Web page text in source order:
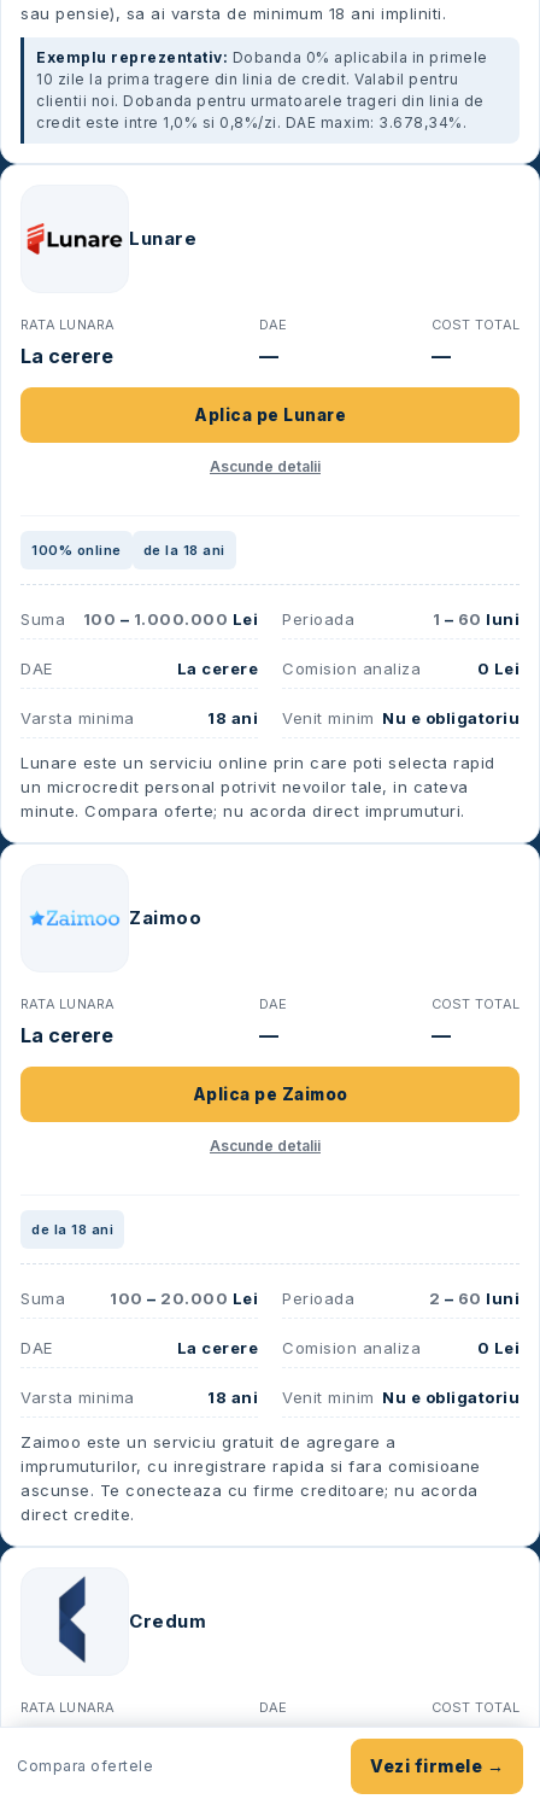
sau pensie), sa ai varsta de minimum 18 ani impliniti.
Exemplu reprezentativ: Dobanda 0% aplicabila in primele
10 zile la prima tragere din linia de credit. Valabil pentru
clientii noi. Dobanda pentru urmatoarele trageri din linia de
credit este intre 1,0% si 0,8%/zi. DAE maxim: 3.678,34%.
Lunare
RATA LUNARA
La cerere
DAE
—
COST TOTAL
—
Aplica pe Lunare
Ascunde detalii
100% online de la 18 ani
Suma 100 – 1.000.000 Lei Perioada 1 – 60 luni
DAE La cerere Comision analiza 0 Lei
Varsta minima 18 ani Venit minim Nu e obligatoriu
Lunare este un serviciu online prin care poti selecta rapid
un microcredit personal potrivit nevoilor tale, in cateva
minute. Compara oferte; nu acorda direct imprumuturi.
Zaimoo
RATA LUNARA
La cerere
DAE
—
COST TOTAL
—
Aplica pe Zaimoo
Ascunde detalii
de la 18 ani
Suma 100 – 20.000 Lei Perioada 2 – 60 luni
DAE La cerere Comision analiza 0 Lei
Varsta minima 18 ani Venit minim Nu e obligatoriu
Zaimoo este un serviciu gratuit de agregare a
imprumuturilor, cu inregistrare rapida si fara comisioane
ascunse. Te conecteaza cu firme creditoare; nu acorda
direct credite.
Credum
RATA LUNARA DAE COST TOTAL
—
Compara ofertele Vezi firmele →